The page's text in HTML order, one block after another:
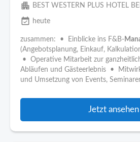
apartment BEST WESTERN PLUS HOTEL
event_available heute
zusammen: • Einblicke ins F&B-
(Angebotsplanung, Einkauf,
• Operative Mitarbeit zur
Abläufen und Gästeerlebnis •
und Umsetzung von Events,
Jetzt ansehen